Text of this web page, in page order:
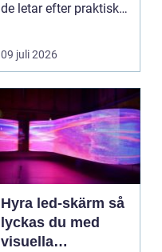
de letar efter praktiska
09 juli 2026
Hyra led-skärm så
lyckas du med
visuella